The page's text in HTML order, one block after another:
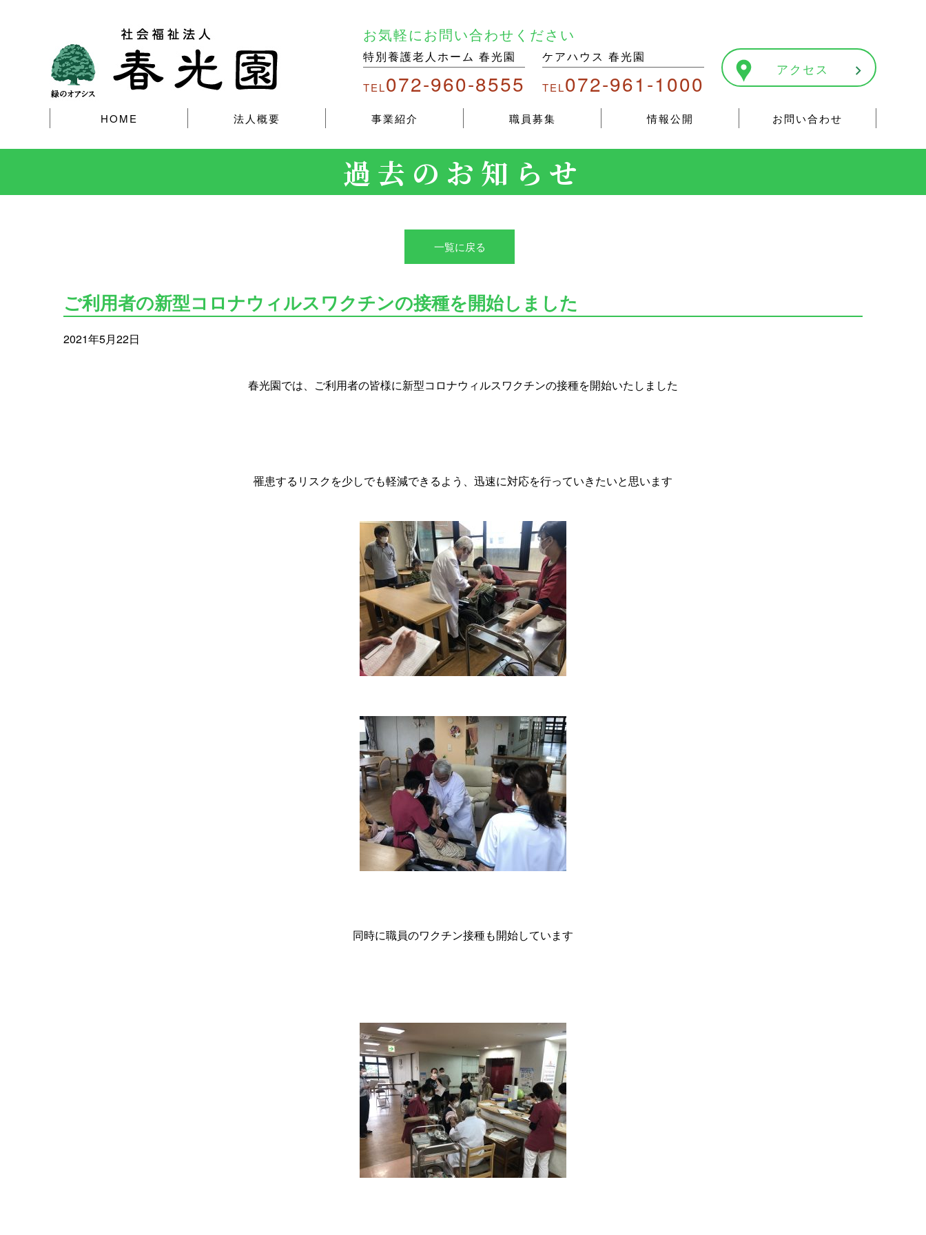
お気軽にお問い合わせください
特別養護老人ホーム 春光園
TEL072-960-8555
ケアハウス 春光園
TEL072-961-1000
アクセス
HOME 法人概要 事業紹介 職員募集 情報公開 お問い合わせ
過去のお知らせ
一覧に戻る
ご利用者の新型コロナウィルスワクチンの接種を開始しました
2021年5月22日
春光園では、ご利用者の皆様に新型コロナウィルスワクチンの接種を開始いたしました
罹患するリスクを少しでも軽減できるよう、迅速に対応を行っていきたいと思います
同時に職員のワクチン接種も開始しています